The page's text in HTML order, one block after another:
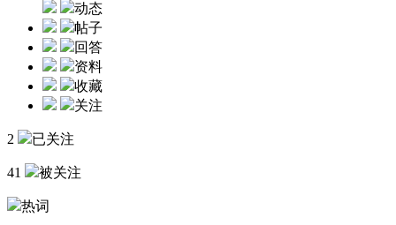
动态
帖子
回答
资料
收藏
关注
2 已关注
41 被关注
热词